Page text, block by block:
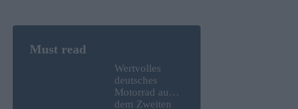
Wertvolles
deutsches
Motorrad aus
dem Zweiten